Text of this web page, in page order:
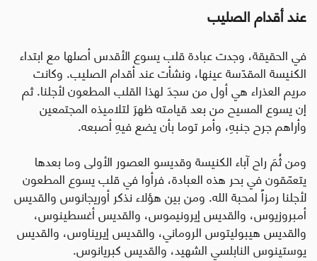
عند أقدام الصليب
في الحقيقة، وجدت عبادة قلب يسوع الأقدس أصلها مع ابتداء
الكنيسة المقدّسة عينها، ونشأت عند أقدام الصليب. وكانت
مريم العذراء هي أول من سجدَ لهذا القلب المطعون لأجلنا. ثم
إن يسوع المسيح من بعد قيامته ظهرَ لتلاميذه المجتمعين
وأراهم جرح جنبهِ، وأمر توما بأن يضع فيهِ أصبعه.
ومن ثُمَ راح آباء الكنيسة وقديسو العصور الأولى وما بعدها
يتعمّقون في بحر هذه العبادة، فرأوا في قلب يسوع المطعون
لأجلنا رمزاً لمحبة الله. ومن بين هؤلاء نذكر أوريجانوس والقديس
أمبروزيوس، والقديس إيرونيموس، والقديس أغسطينوس،
والقديس هيبوليتوس الروماني، والقديس إيريناوس، والقديس
يوستينوس النابلسي الشهيد، والقديس كبريانوس.